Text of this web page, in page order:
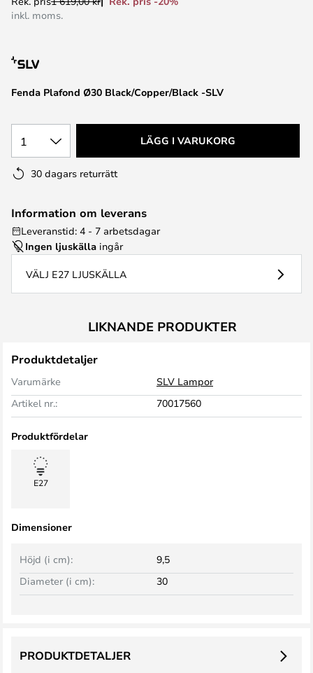
början
Fenda Plafond Ø30 Black/Copper/Black -SLV
inkl. moms.
1 LÄGG I VARUKORG
30 dagars returrätt
Information om leverans
Leveranstid: 4 - 7 arbetsdagar
Ingen ljuskälla ingår
VÄLJ E27 LJUSKÄLLA
LIKNANDE PRODUKTER
Produktdetaljer
Varumärke
SLV Lampor
Artikel nr.:
70017560
Produktfördelar
E27
Dimensioner
Höjd (i cm):
9,5
Diameter (i cm):
30
PRODUKTDETALJER